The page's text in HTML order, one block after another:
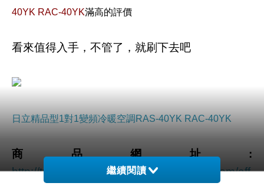
40YK RAC-40YK滿高的評價
看來值得入手，不管了，就刷下去吧
日立精品型1對1變頻冷暖空調RAS-40YK RAC-40YK
商品網址:
http://tracking.shopmarketplacenetwork.com/aff
繼續閱讀